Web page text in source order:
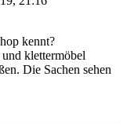
kennt?
klettermöbel
Die Sachen sehen